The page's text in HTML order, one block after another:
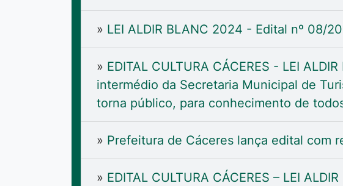
» LEI ALDIR BLANC 2024 - Edital nº 08/
» EDITAL CULTURA CÁCERES - LEI
intermédio da Secretaria Municipal de
torna público, para conhecimento de
» Prefeitura de Cáceres lança edital com
» EDITAL CULTURA CÁCERES – LEI